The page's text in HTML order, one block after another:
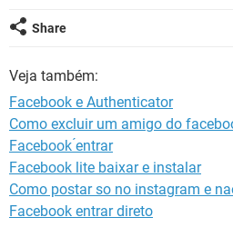
Share
Veja também:
Facebook e Authenticator
Como excluir um amigo do
Facebook ́entrar
Facebook lite baixar e instalar
Como postar so no instagram e
Facebook entrar direto